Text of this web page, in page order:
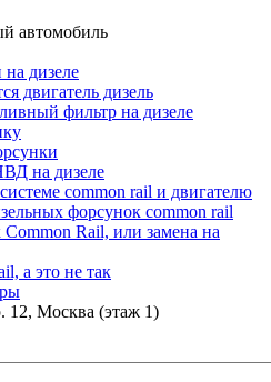
автомобиль
дизеле
двигатель дизель
фильтр на дизеле
на дизеле
common rail и двигателю
форсунок common rail
Rail, или замена на
а это не так
12, Москва (этаж 1)